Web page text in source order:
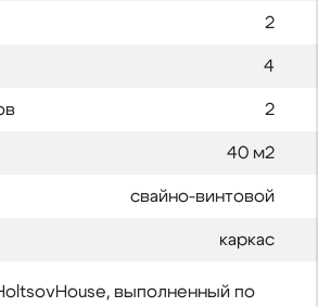
2
4
2
40 м2
свайно-винтовой
каркас
выполненный по